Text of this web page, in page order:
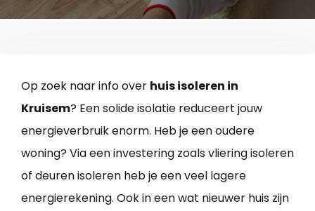
Op zoek naar info over huis isoleren in
Kruisem? Een solide isolatie reduceert jouw
energieverbruik enorm. Heb je een oudere
woning? Via een investering zoals vliering isoleren
of deuren isoleren heb je een veel lagere
energierekening. Ook in een wat nieuwer huis zijn